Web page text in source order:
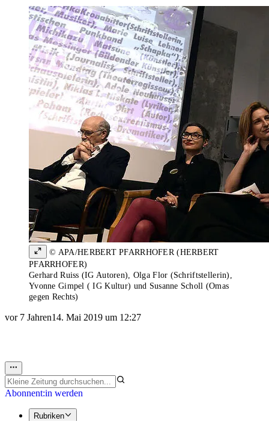
© APA/HERBERT PFARRHOFER (HERBERT
PFARRHOFER)
Gerhard Ruiss (IG Autoren), Olga Flor (Schriftstellerin),
Yvonne Gimpel ( IG Kultur) und Susanne Scholl (Omas
gegen Rechts)
vor 7 Jahren14. Mai 2019 um 12:27
Abonnent:in werden
Rubriken